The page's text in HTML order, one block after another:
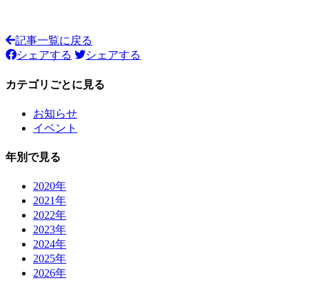
記事一覧に戻る
シェアする
シェアする
カテゴリごとに見る
お知らせ
イベント
年別で見る
2020年
2021年
2022年
2023年
2024年
2025年
2026年